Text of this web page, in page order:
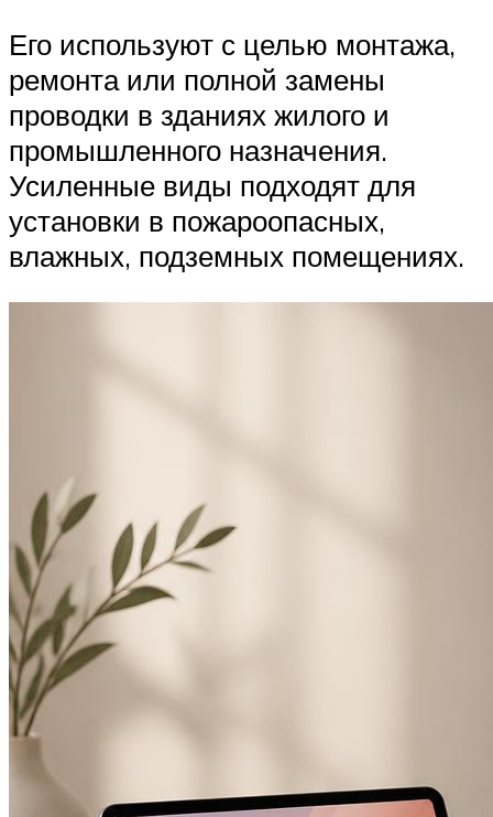
Его используют с целью монтажа,
ремонта или полной замены
проводки в зданиях жилого и
промышленного назначения.
Усиленные виды подходят для
установки в пожароопасных,
влажных, подземных помещениях.